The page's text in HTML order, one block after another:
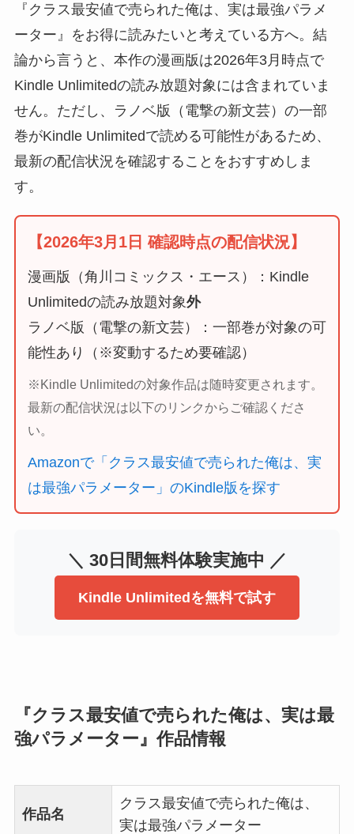
『クラス最安値で売られた俺は、実は最強パラメ
ーター』をお得に読みたいと考えている方へ。結
論から言うと、本作の漫画版は2026年3月時点で
Kindle Unlimitedの読み放題対象には含まれていま
せん。ただし、ラノベ版（電撃の新文芸）の一部
巻がKindle Unlimitedで読める可能性があるため、
最新の配信状況を確認することをおすすめしま
す。
【2026年3月1日 確認時点の配信状況】
漫画版（角川コミックス・エース）：Kindle
Unlimitedの読み放題対象外
ラノベ版（電撃の新文芸）：一部巻が対象の可
能性あり（※変動するため要確認）
※Kindle Unlimitedの対象作品は随時変更されます。
最新の配信状況は以下のリンクからご確認くださ
い。
Amazonで「クラス最安値で売られた俺は、実
は最強パラメーター」のKindle版を探す
＼ 30日間無料体験実施中 ／
Kindle Unlimitedを無料で試す
『クラス最安値で売られた俺は、実は最
強パラメーター』作品情報
作品名
クラス最安値で売られた俺は、
実は最強パラメーター